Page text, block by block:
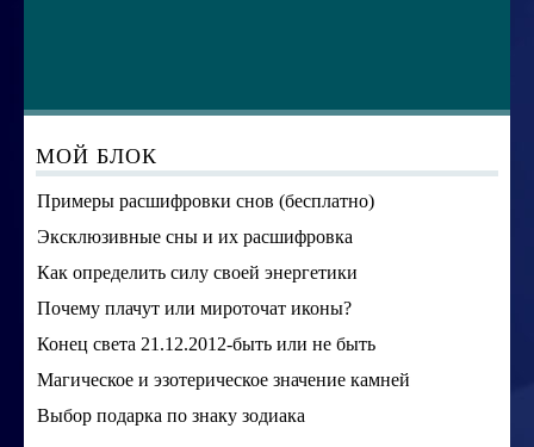
МОЙ БЛОК
Примеры расшифровки снов (бесплатно)
Эксклюзивные сны и их расшифровка
Как определить силу своей энергетики
Почему плачут или мироточат иконы?
Конец света 21.12.2012-быть или не быть
Магическое и эзотерическое значение камней
Выбор подарка по знаку зодиака